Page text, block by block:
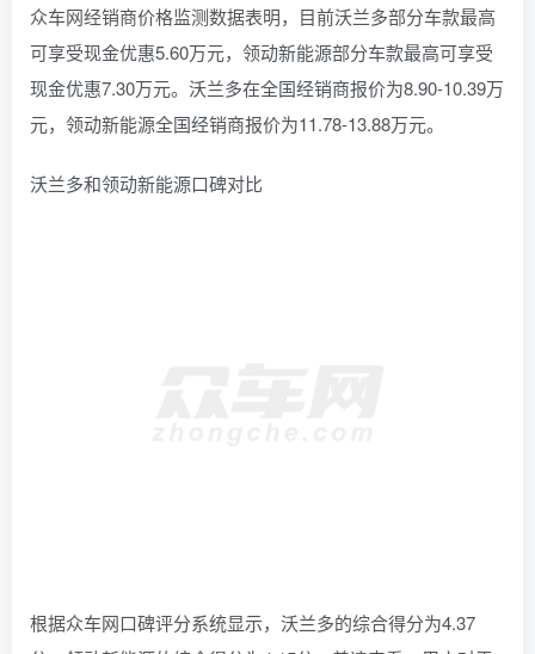
众车网经销商价格监测数据表明，目前沃兰多部分车款最高
可享受现金优惠5.60万元，领动新能源部分车款最高可享受
现金优惠7.30万元。沃兰多在全国经销商报价为8.90-10.39万
元，领动新能源全国经销商报价为11.78-13.88万元。
沃兰多和领动新能源口碑对比
根据众车网口碑评分系统显示，沃兰多的综合得分为4.37